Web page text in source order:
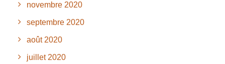
novembre 2020
septembre 2020
août 2020
juillet 2020